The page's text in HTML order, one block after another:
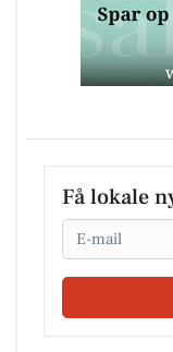
Få lokale
Email